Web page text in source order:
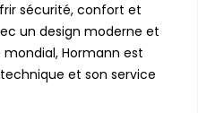
sécurité, confort et
un design moderne et
Hormann est
et son service